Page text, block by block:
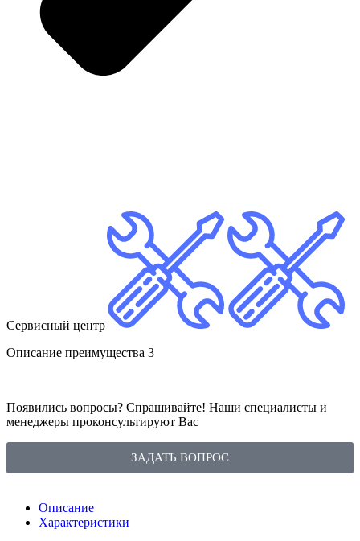
Сервисный центр
Описание преимущества 3
Появились вопросы? Спрашивайте! Наши специалисты и
менеджеры проконсультируют Вас
ЗАДАТЬ ВОПРОС
Описание
Характеристики